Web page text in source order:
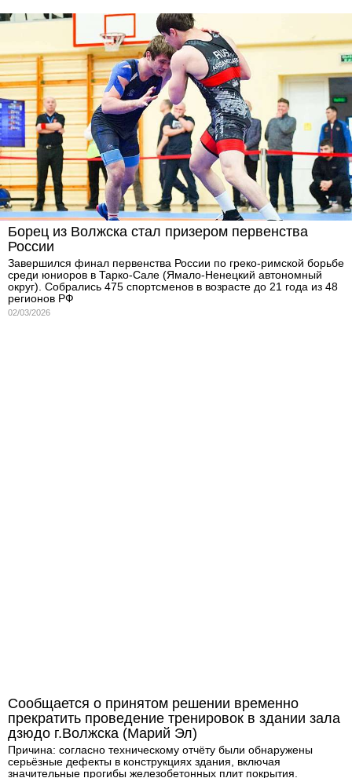
Борец из Волжска стал призером первенства
России
Завершился финал первенства России по греко-римской борьбе
среди юниоров в Тарко-Сале (Ямало-Ненецкий автономный
округ). Собрались 475 спортсменов в возрасте до 21 года из 48
регионов РФ
02/03/2026
Сообщается о принятом решении временно
прекратить проведение тренировок в здании зала
дзюдо г.Волжска (Марий Эл)
Причина: согласно техническому отчёту были обнаружены
серьёзные дефекты в конструкциях здания, включая
значительные прогибы железобетонных плит покрытия.